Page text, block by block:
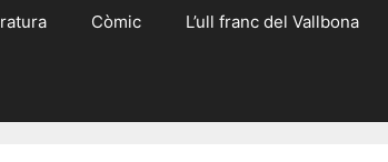
Còmic L’ull franc del Vallbona